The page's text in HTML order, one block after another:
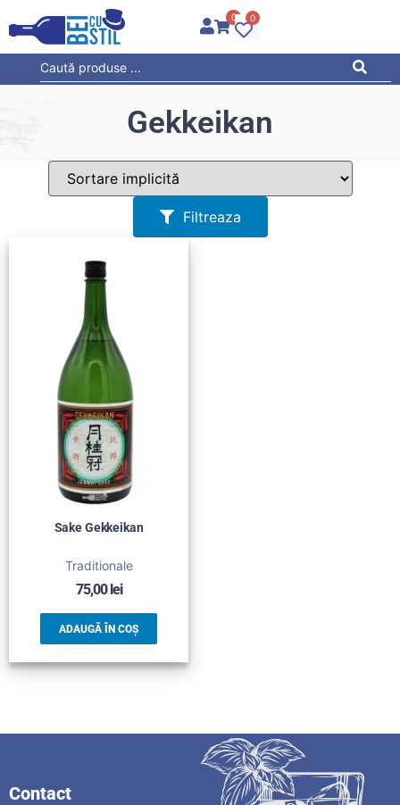
0 0
Gekkeikan
Filtreaza
Sake Gekkeikan
Traditionale
75,00lei
ADAUGĂ ÎN COȘ
Contact